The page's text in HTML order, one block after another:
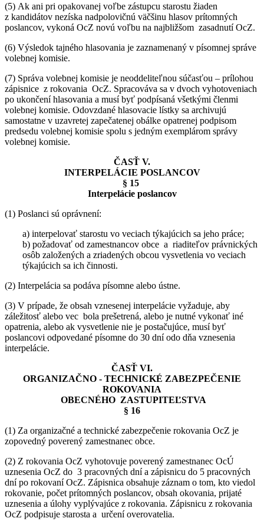
(5) Ak ani pri opakovanej voľbe zástupcu starostu žiaden
z kandidátov nezíska nadpolovičnú väčšinu hlasov prítomných
poslancov, vykoná OcZ novú voľbu na najbližšom zasadnutí OcZ.
(6) Výsledok tajného hlasovania je zaznamenaný v písomnej správe
volebnej komisie.
(7) Správa volebnej komisie je neoddeliteľnou súčasťou – prílohou
zápisnice z rokovania OcZ. Spracováva sa v dvoch vyhotoveniach
po ukončení hlasovania a musí byť podpísaná všetkými členmi
volebnej komisie. Odovzdané hlasovacie lístky sa archivujú
samostatne v uzavretej zapečatenej obálke opatrenej podpisom
predsedu volebnej komisie spolu s jedným exemplárom správy
volebnej komisie.
ČASŤ V.
INTERPELÁCIE POSLANCOV
§ 15
Interpelácie poslancov
(1) Poslanci sú oprávnení:
a) interpelovať starostu vo veciach týkajúcich sa jeho práce;
b) požadovať od zamestnancov obce a riaditeľov právnických
osôb založených a zriadených obcou vysvetlenia vo veciach
týkajúcich sa ich činnosti.
(2) Interpelácia sa podáva písomne alebo ústne.
(3) V prípade, že obsah vznesenej interpelácie vyžaduje, aby
záležitosť alebo vec bola prešetrená, alebo je nutné vykonať iné
opatrenia, alebo ak vysvetlenie nie je postačujúce, musí byť
poslancovi odpovedané písomne do 30 dní odo dňa vznesenia
interpelácie.
ČASŤ VI.
ORGANIZAČNO - TECHNICKÉ ZABEZPEČENIE
ROKOVANIA
OBECNÉHO ZASTUPITEĽSTVA
§ 16
(1) Za organizačné a technické zabezpečenie rokovania OcZ je
zopovedný poverený zamestnanec obce.
(2) Z rokovania OcZ vyhotovuje poverený zamestnanec OcÚ
uznesenia OcZ do 3 pracovných dní a zápisnicu do 5 pracovných
dní po rokovaní OcZ. Zápisnica obsahuje záznam o tom, kto viedol
rokovanie, počet prítomných poslancov, obsah okovania, prijaté
uznesenia a úlohy vyplývajúce z rokovania. Zápisnicu z rokovania
OcZ podpisuje starosta a určení overovatelia.